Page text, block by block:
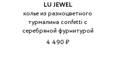
LU JEWEL
колье из разноцветного
турмалина confetti с
серебряной фурнитурой
4 490 ₽